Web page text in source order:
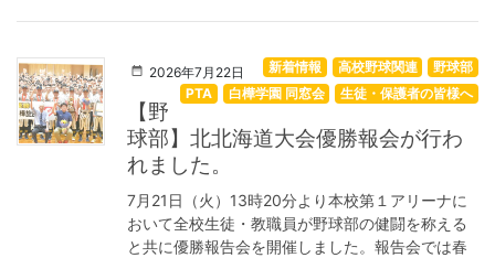
2026年7月22日 野球部
高校野球関連
新着情報
生徒・保護者の皆様へ
白樺学園 同窓会
PTA
【野
球部】北北海道大会優勝報会が行わ
れました。
7月21日（火）13時20分より本校第１アリーナに
おいて全校生徒・教職員が野球部の健闘を称える
と共に優勝報告会を開催しました。報告会では春